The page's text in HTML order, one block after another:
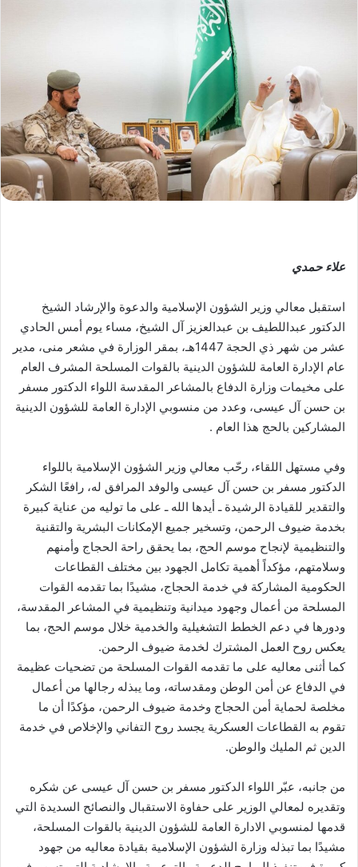
علاء حمدي
استقبل معالي وزير الشؤون الإسلامية والدعوة والإرشاد الشيخ
الدكتور عبداللطيف بن عبدالعزيز آل الشيخ، مساء يوم أمس الحادي
عشر من شهر ذي الحجة 1447هـ، بمقر الوزارة في مشعر منى، مدير
عام الإدارة العامة للشؤون الدينية بالقوات المسلحة المشرف العام
على مخيمات وزارة الدفاع بالمشاعر المقدسة اللواء الدكتور مسفر
بن حسن آل عيسى، وعدد من منسوبي الإدارة العامة للشؤون الدينية
المشاركين بالحج هذا العام .
وفي مستهل اللقاء، رحّب معالي وزير الشؤون الإسلامية باللواء
الدكتور مسفر بن حسن آل عيسى والوفد المرافق له، رافعًا الشكر
والتقدير للقيادة الرشيدة ـ أيدها الله ـ على ما توليه من عناية كبيرة
بخدمة ضيوف الرحمن، وتسخير جميع الإمكانات البشرية والتقنية
والتنظيمية لإنجاح موسم الحج، بما يحقق راحة الحجاج وأمنهم
وسلامتهم، مؤكداً أهمية تكامل الجهود بين مختلف القطاعات
الحكومية المشاركة في خدمة الحجاج، مشيدًا بما تقدمه القوات
المسلحة من أعمال وجهود ميدانية وتنظيمية في المشاعر المقدسة،
ودورها في دعم الخطط التشغيلية والخدمية خلال موسم الحج، بما
يعكس روح العمل المشترك لخدمة ضيوف الرحمن.
كما أثنى معاليه على ما تقدمه القوات المسلحة من تضحيات عظيمة
في الدفاع عن أمن الوطن ومقدساته، وما يبذله رجالها من أعمال
مخلصة لحماية أمن الحجاج وخدمة ضيوف الرحمن، مؤكدًا أن ما
تقوم به القطاعات العسكرية يجسد روح التفاني والإخلاص في خدمة
الدين ثم المليك والوطن.
من جانبه، عبّر اللواء الدكتور مسفر بن حسن آل عيسى عن شكره
وتقديره لمعالي الوزير على حفاوة الاستقبال والنصائح السديدة التي
قدمها لمنسوبي الادارة العامة للشؤون الدينية بالقوات المسلحة،
مشيدًا بما تبذله وزارة الشؤون الإسلامية بقيادة معاليه من جهود